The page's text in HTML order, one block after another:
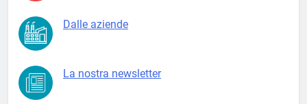
Dalle aziende
La nostra newsletter